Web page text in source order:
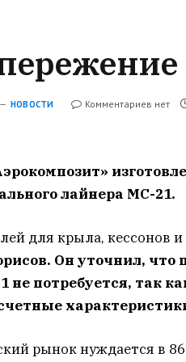
НОВОСТИ Комментариев нет
лайнера МС-21.
для крыла, кессонов
Он уточнил, что
потребуется, так
рынок нуждается в